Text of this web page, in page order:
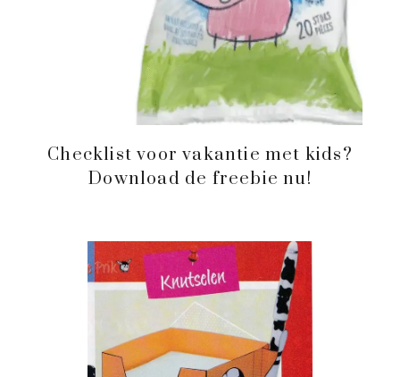
Checklist voor vakantie met kids?
Download de freebie nu!